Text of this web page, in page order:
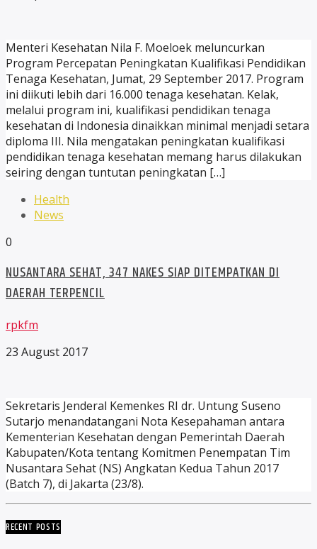
Menteri Kesehatan Nila F. Moeloek meluncurkan
Program Percepatan Peningkatan Kualifikasi Pendidikan
Tenaga Kesehatan, Jumat, 29 September 2017. Program
ini diikuti lebih dari 16.000 tenaga kesehatan. Kelak,
melalui program ini, kualifikasi pendidikan tenaga
kesehatan di Indonesia dinaikkan minimal menjadi setara
diploma III. Nila mengatakan peningkatan kualifikasi
pendidikan tenaga kesehatan memang harus dilakukan
seiring dengan tuntutan peningkatan […]
Health
News
0
NUSANTARA SEHAT, 347 NAKES SIAP DITEMPATKAN DI
DAERAH TERPENCIL
rpkfm
23 August 2017
Sekretaris Jenderal Kemenkes RI dr. Untung Suseno
Sutarjo menandatangani Nota Kesepahaman antara
Kementerian Kesehatan dengan Pemerintah Daerah
Kabupaten/Kota tentang Komitmen Penempatan Tim
Nusantara Sehat (NS) Angkatan Kedua Tahun 2017
(Batch 7), di Jakarta (23/8).
RECENT POSTS